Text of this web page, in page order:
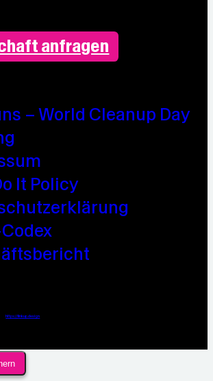
anfragen
– World Cleanup Day
It Policy
https://linkup.design